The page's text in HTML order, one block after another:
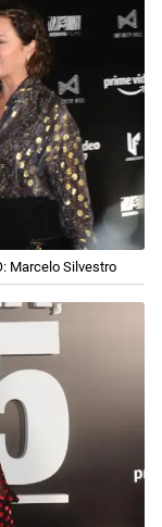
Marcelo Silvestro